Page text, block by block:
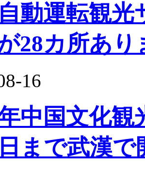
動運転観
28カ所あり
16
中国文化
まで武漢